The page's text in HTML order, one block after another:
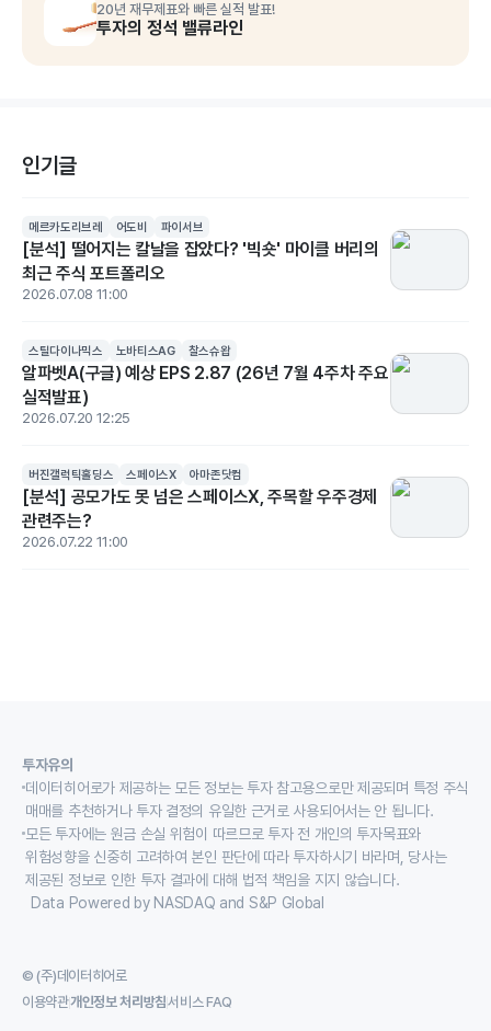
20년 재무제표와 빠른 실적 발표!
투자의 정석 밸류라인
인기글
메르카도리브레 어도비 파이서브
[분석] 떨어지는 칼날을 잡았다? '빅숏' 마이클 버리의
최근 주식 포트폴리오
2026.07.08 11:00
스틸다이나믹스 노바티스AG 찰스슈왑
알파벳A(구글) 예상 EPS 2.87 (26년 7월 4주차 주요
실적발표)
2026.07.20 12:25
버진갤럭틱홀딩스 스페이스X 아마존닷컴
[분석] 공모가도 못 넘은 스페이스X, 주목할 우주경제
관련주는?
2026.07.22 11:00
투자유의
데이터히어로가 제공하는 모든 정보는 투자 참고용으로만 제공되며 특정 주식
매매를 추천하거나 투자 결정의 유일한 근거로 사용되어서는 안 됩니다.
모든 투자에는 원금 손실 위험이 따르므로 투자 전 개인의 투자목표와
위험성향을 신중히 고려하여 본인 판단에 따라 투자하시기 바라며, 당사는
제공된 정보로 인한 투자 결과에 대해 법적 책임을 지지 않습니다.
Data Powered by NASDAQ and S&P Global
© (주)데이터히어로
이용약관개인정보 처리방침서비스 FAQ